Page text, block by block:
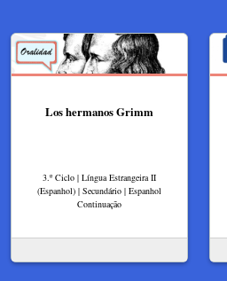
Los hermanos Grimm
3.º Ciclo | Língua Estrangeira II
(Espanhol) | Secundário | Espanhol
Continuação